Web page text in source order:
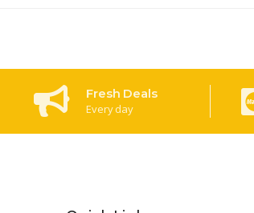
Fresh Deals
Every day